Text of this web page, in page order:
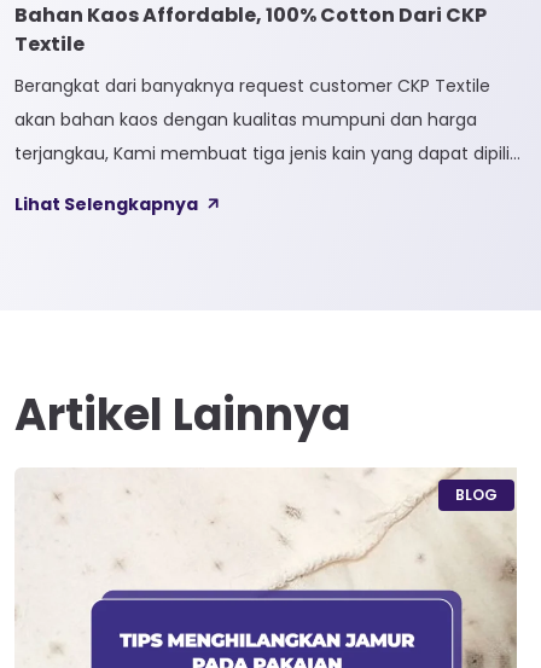
Bahan Kaos Affordable, 100% Cotton Dari CKP
Textile
Berangkat dari banyaknya request customer CKP Textile
akan bahan kaos dengan kualitas mumpuni dan harga
terjangkau, Kami membuat tiga jenis kain yang dapat dipilih
kain yang bahan dasarnya 100% cotton. Softcel juga sering
Lihat Selengkapnya
Artikel Lainnya
BLOG